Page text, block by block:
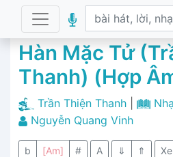
Hàn Mặc Tử
Thanh) (Hợp
Trần Thiện Thanh
Nguyễn Quang Vinh
b [Am] # A ⇓ ⇑